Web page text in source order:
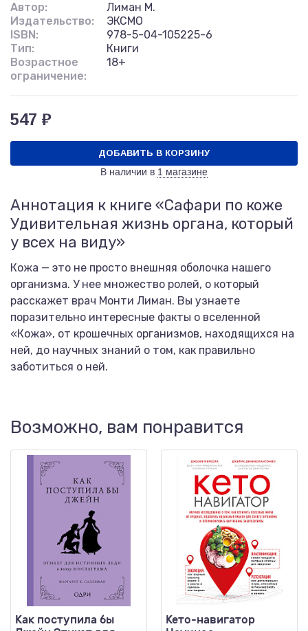
Автор:
Лиман М.
Издательство:
ЭКСМО
ISBN:
978-5-04-105225-6
Тип:
Книги
Возрастное
ограничение:
18+
547 ₽
ДОБАВИТЬ В КОРЗИНУ
В наличии в 1 магазине
Аннотация к книге «Сафари по коже
Удивительная жизнь органа, который
у всех на виду»
Кожа — это не просто внешняя оболочка нашего
организма. У нее множество ролей, о который
расскажет врач Монти Лиман. Вы узнаете
поразительно интересные факты о вселенной
«Кожа», от крошечных организмов, находящихся на
ней, до научных знаний о том, как правильно
заботиться о ней.
Возможно, вам понравится
Как поступила бы
Кето-навигатор